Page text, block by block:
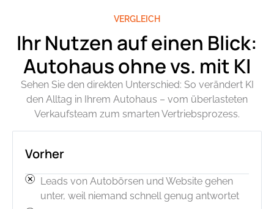
Ihr Nutzen auf einen Blick:
Autohaus ohne vs. mit KI
VERGLEICH
Sehen Sie den direkten Unterschied: So verändert KI
den Alltag in Ihrem Autohaus – vom überlasteten
Verkaufsteam zum smarten Vertriebsprozess.
Vorher
Leads von Autobörsen und Website gehen
unter, weil niemand schnell genug antwortet